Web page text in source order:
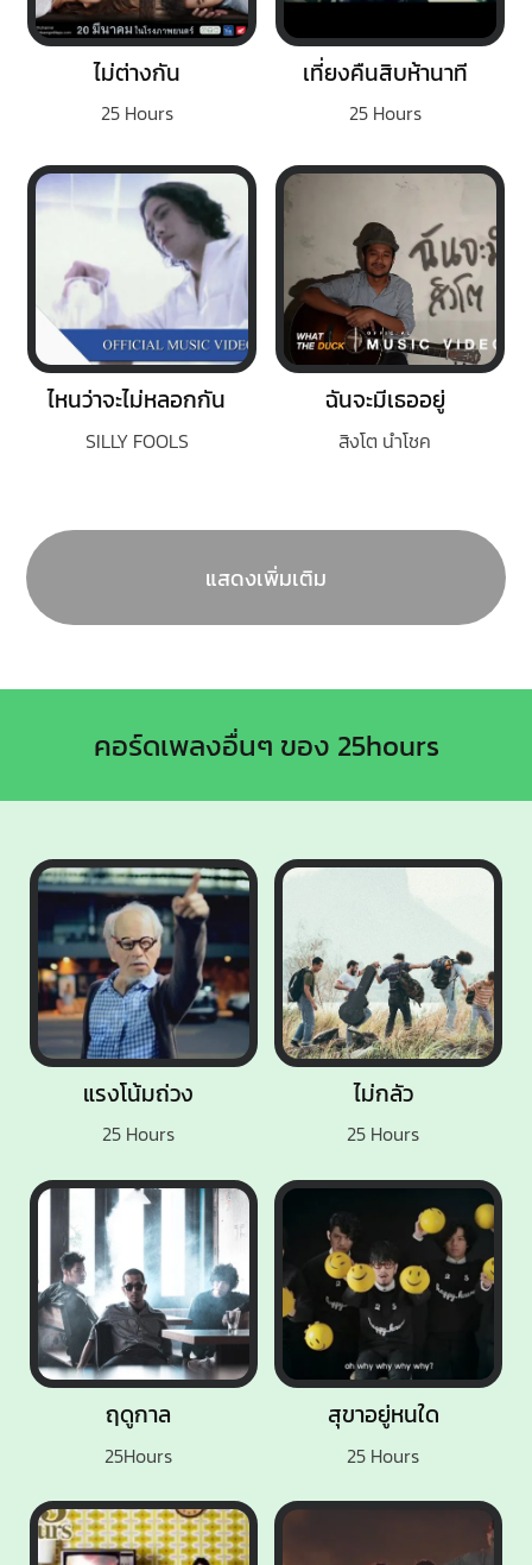
ไม่ต่างกัน
25 Hours
เที่ยงคืนสิบห้านาที
25 Hours
ไหนว่าจะไม่หลอกกัน
SILLY FOOLS
ฉันจะมีเธออยู่
สิงโต นำโชค
แสดงเพิ่มเติม
คอร์ดเพลงอื่นๆ ของ 25hours
ฤดูกาล
25Hours
สุขาอยู่หนใด
25 Hours
แรงโน้มถ่วง
25 Hours
ไม่กลัว
25 Hours